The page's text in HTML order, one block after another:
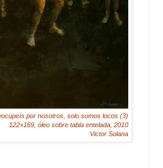
por nosotros, solo somos locos (3)
122×169, óleo sobre tabla entelada, 2010
Victor Solana